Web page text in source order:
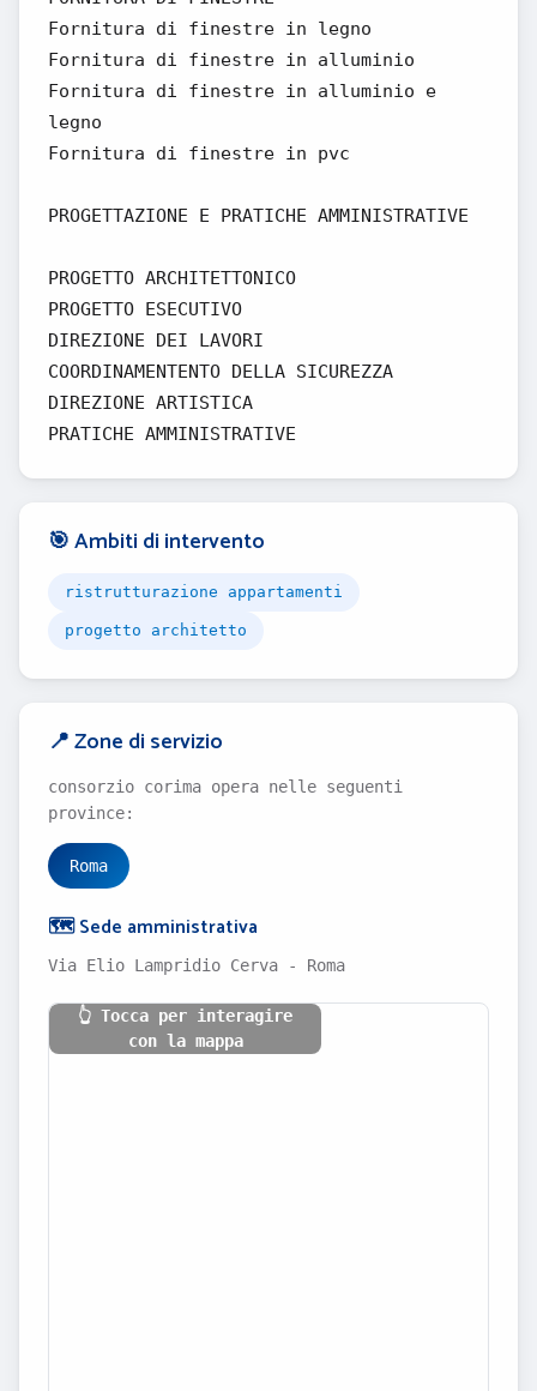
Fornitura di finestre in legno
Fornitura di finestre in alluminio
Fornitura di finestre in alluminio e
legno
Fornitura di finestre in pvc
PROGETTAZIONE E PRATICHE AMMINISTRATIVE
PROGETTO ARCHITETTONICO
PROGETTO ESECUTIVO
DIREZIONE DEI LAVORI
COORDINAMENTENTO DELLA SICUREZZA
DIREZIONE ARTISTICA
PRATICHE AMMINISTRATIVE
🎯 Ambiti di intervento
ristrutturazione appartamenti
progetto architetto
📍 Zone di servizio
consorzio corima opera nelle seguenti
province:
Roma
🗺️ Sede amministrativa
Via Elio Lampridio Cerva - Roma
👆 Tocca per interagire
con la mappa